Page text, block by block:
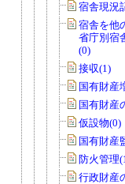
宿舎現況
宿舎を他
省庁別宿
(0)
接収(1)
国有財産
国有財産
仮設物(0)
国有財産
防火管理
行政財産